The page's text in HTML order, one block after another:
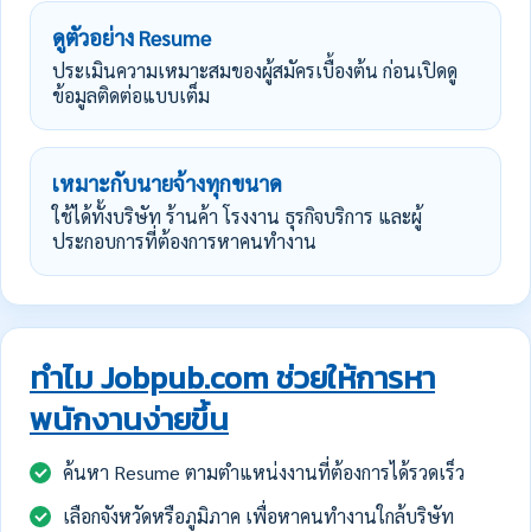
ดูตัวอย่าง Resume
ประเมินความเหมาะสมของผู้สมัครเบื้องต้น ก่อนเปิดดู
ข้อมูลติดต่อแบบเต็ม
เหมาะกับนายจ้างทุกขนาด
ใช้ได้ทั้งบริษัท ร้านค้า โรงงาน ธุรกิจบริการ และผู้
ประกอบการที่ต้องการหาคนทำงาน
ทำไม Jobpub.com ช่วยให้การหา
พนักงานง่ายขึ้น
ค้นหา Resume ตามตำแหน่งงานที่ต้องการได้รวดเร็ว
เลือกจังหวัดหรือภูมิภาค เพื่อหาคนทำงานใกล้บริษัท